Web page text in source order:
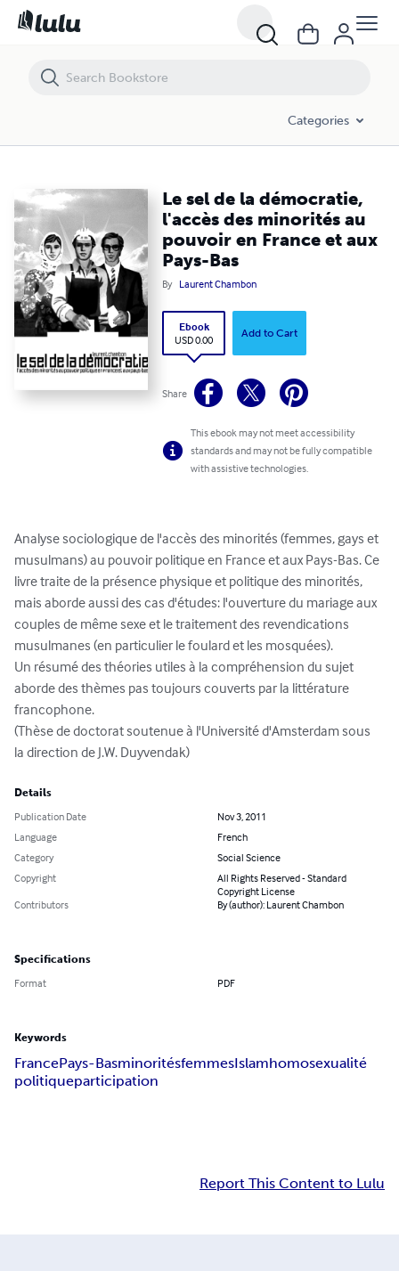
Categories
Le sel de la démocratie,
l'accès des minorités au
pouvoir en France et aux
Pays-Bas
By Laurent Chambon
Ebook
USD 0.00
Add to Cart
Share
This ebook may not meet accessibility
standards and may not be fully compatible
with assistive technologies.
Analyse sociologique de l'accès des minorités (femmes, gays et
musulmans) au pouvoir politique en France et aux Pays-Bas. Ce
livre traite de la présence physique et politique des minorités,
mais aborde aussi des cas d'études: l'ouverture du mariage aux
couples de même sexe et le traitement des revendications
musulmanes (en particulier le foulard et les mosquées).
Un résumé des théories utiles à la compréhension du sujet
aborde des thèmes pas toujours couverts par la littérature
francophone.
(Thèse de doctorat soutenue à l'Université d'Amsterdam sous
la direction de J.W. Duyvendak)
Details
Publication Date
Nov 3, 2011
Language
French
Category
Social Science
Copyright
All Rights Reserved - Standard
Copyright License
Contributors
By (author): Laurent Chambon
Specifications
Format PDF
Keywords
FrancePays-BasminoritésfemmesIslamhomosexualité
politiqueparticipation
Report This Content to Lulu
Le sel de la démocratie, l'accès des minorités au pouvoir en France et